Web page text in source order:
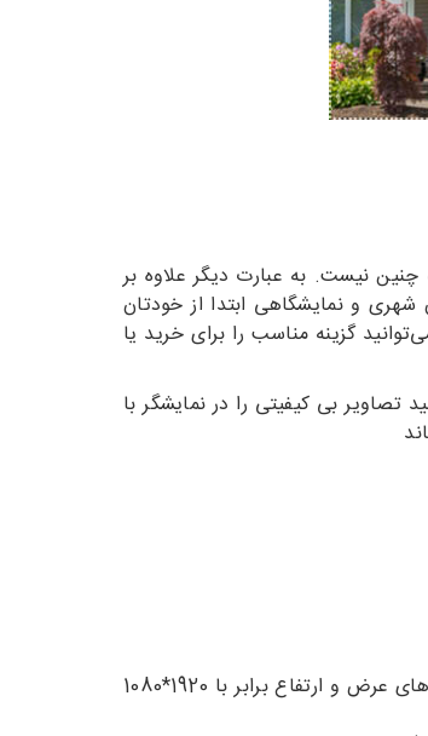
نیست. به عبارت دیگر علاوه بر
شهری و نمایشگاهی ابتدا از خودتان
گزینه مناسب را برای خرید یا
تصاویر بی کیفیتی را در نمایشگر با
رزولوشن Full High Definition یا FHD: این رزولوشن کیفیت فول اچ دی را در نمایش تصاویر دارد و عدد جفت آن با تعداد پیکسل‌های عرض و ارتفاع برابر با 1920*1080